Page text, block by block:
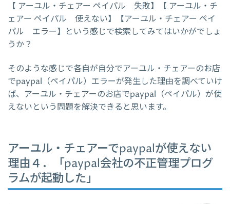
【 アーユル・チェアー ペイパル 失敗】【 アーユル・チ
ェアー ペイパル 使えない】【アーユル・チェアー ペイ
パル エラー】という感じで検索してみてはいかがでしょ
うか？
そのような感じで各自が自分でアーユル・チェアーのお店
でpaypal（ペイパル）エラーが発生した理由を調べていけ
ば、アーユル・チェアーのお店でpaypal（ペイパル）が使
えないという問題を解決できると思います。
アーユル・チェアーでpaypalが使えない
理由４．「paypal会社の不正管理プログ
ラムが起動した」